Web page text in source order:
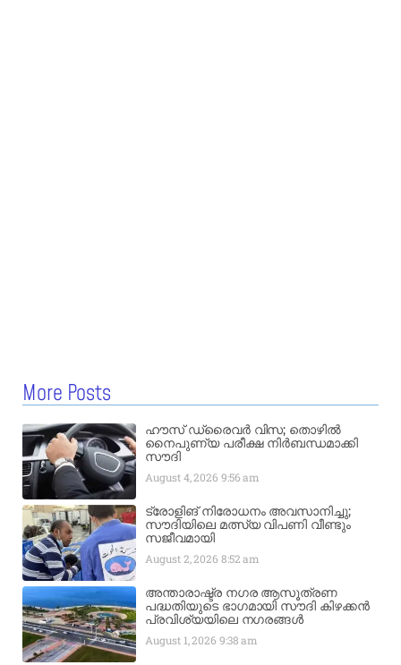
More Posts
ഹൗസ് ഡ്രൈവർ വിസ; തൊഴിൽ
നൈപുണ്യ പരീക്ഷ നിർബന്ധമാക്കി
സൗദി
August 4, 2026 9:56 am
ട്രോളിങ് നിരോധനം അവസാനിച്ചു;
സൗദിയിലെ മത്സ്യ വിപണി വീണ്ടും
സജീവമായി
August 2, 2026 8:52 am
അന്താരാഷ്ട്ര നഗര ആസൂത്രണ
പദ്ധതിയുടെ ഭാഗമായി സൗദി കിഴക്കൻ
പ്രവിശ്യയിലെ നഗരങ്ങൾ
August 1, 2026 9:38 am